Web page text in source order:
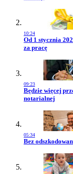
10:24
Przejdź do
Od 1 stycznia
za pracę
09:23
Przejdź do
Będzie więcej
notarialnej
05:34
Przejdź do
Bez